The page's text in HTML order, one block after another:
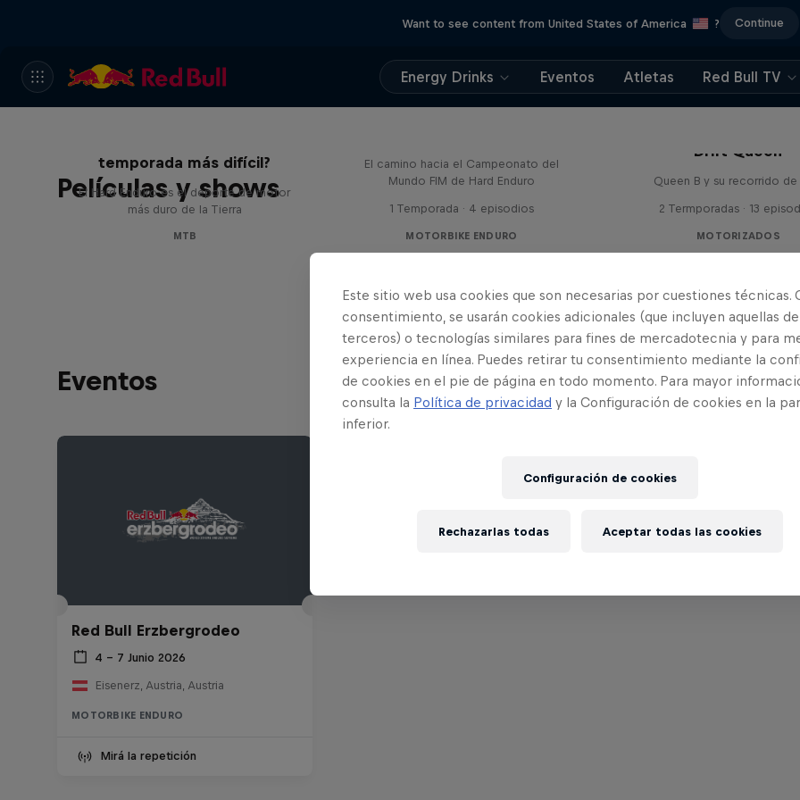
Want to see content from United States of America ? Continue
Energy Drinks Eventos Atletas Red Bull TV
Películas y shows
temporada más difícil?
El Hard Enduro es el deporte de motor
más duro de la Tierra
MTB
El camino hacia el Campeonato del
Mundo FIM de Hard Enduro
1 Temporada · 4 episodios
MOTORBIKE ENDURO
Drift Queen
Queen B y su recorrido
2 Termporadas · 13
MOTORIZADOS
Eventos
Red Bull Erzbergrodeo
4 – 7 Junio 2026
Eisenerz, Austria, Austria
MOTORBIKE ENDURO
Mirá la repetición
Este sitio web usa cookies que son necesarias por cuestiones técnicas.
consentimiento, se usarán cookies adicionales (que incluyen aquellas de
terceros) o tecnologías similares para fines de mercadotecnia y para
experiencia en línea. Puedes retirar tu consentimiento mediante la
de cookies en el pie de página en todo momento. Para mayor
consulta la Política de privacidad y la Configuración de cookies en la
inferior.
Configuración de cookies
Rechazarlas todas Aceptar todas las cookies